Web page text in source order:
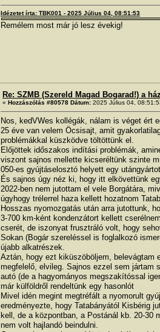
Idézetet írta: TBK001 - 2025 Július 04, 08:51:53
Remélem most már jó lesz évekig!
Re: SZMB (Szereld Magad Bogarad!) a
« Hozzászólás #80578 Dátum: 2025 Július 04,
Nos, kedVWes kollégák, nálam is véget ért
25 éve van velem Öcsisajt, amit
problémákkal küszködve töltöttünk el.
Előjöttek időszakos indítási problémák,
viszont sajnos mellette kicseréltünk szinte
050-es gyújtáselosztó helyett egy
És sajnos úgy néz ki, hogy itt elkövettünk
2022-ben nem jutottam el vele Borgátára,
úgyhogy trélerrel haza kellett hozatnom
Hosszas nyomozgatás után arra jutottunk,
3-700 km-ként kondenzátort kellett
cserét, de iszonyat frusztráló volt, hogy
Sokan (Bogár szereléssel is foglalkozó
újabb alkatrészek.
Aztán, hogy ezt kiküszöböljem, belevágtam
megfelelő, elvileg. Sajnos ezzel sem
autó (de a hagyományos megszakítóssal
már külföldről rendeltünk egy hasonlót
Mivel idén megint megtréfált a nyomorult
eredményezte, hogy Tatabányától Kisbérig
kell, de a központban, a Postánál kb. 20-30
nem volt hajlandó beindulni.